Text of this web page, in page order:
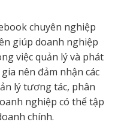
chuyên nghiệp
giúp doanh nghiệp
việc quản lý và phát
nên đảm nhận các
lý tương tác, phân
nghiệp có thể tập
chính.